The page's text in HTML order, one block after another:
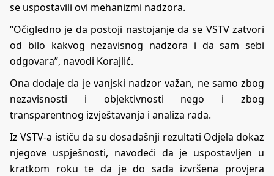
se uspostavili ovi mehanizmi nadzora.
“Očigledno je da postoji nastojanje da se VSTV zatvori
od bilo kakvog nezavisnog nadzora i da sam sebi
odgovara”, navodi Korajlić.
Ona dodaje da je vanjski nadzor važan, ne samo zbog
nezavisnosti i objektivnosti nego i zbog
transparentnog izvještavanja i analiza rada.
Iz VSTV-a ističu da su dosadašnji rezultati Odjela dokaz
njegove uspješnosti, navodeći da je uspostavljen u
kratkom roku te da je do sada izvršena provjera